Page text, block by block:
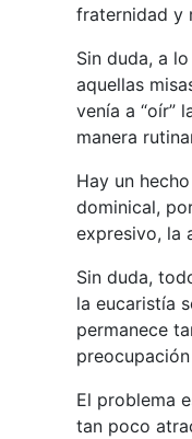
fraternidad y
Sin duda, a
aquellas
venía a “oír”
manera
Hay un
dominical,
expresivo, la
Sin duda,
la eucaristía
permanece
El problema
tan poco